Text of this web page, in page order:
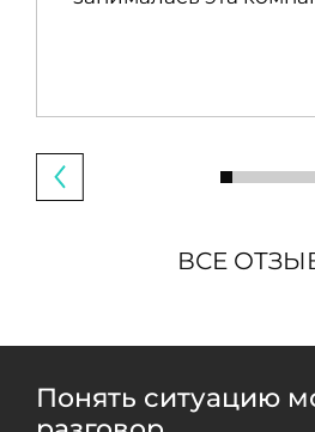
ВСЕ
Понять ситуацию